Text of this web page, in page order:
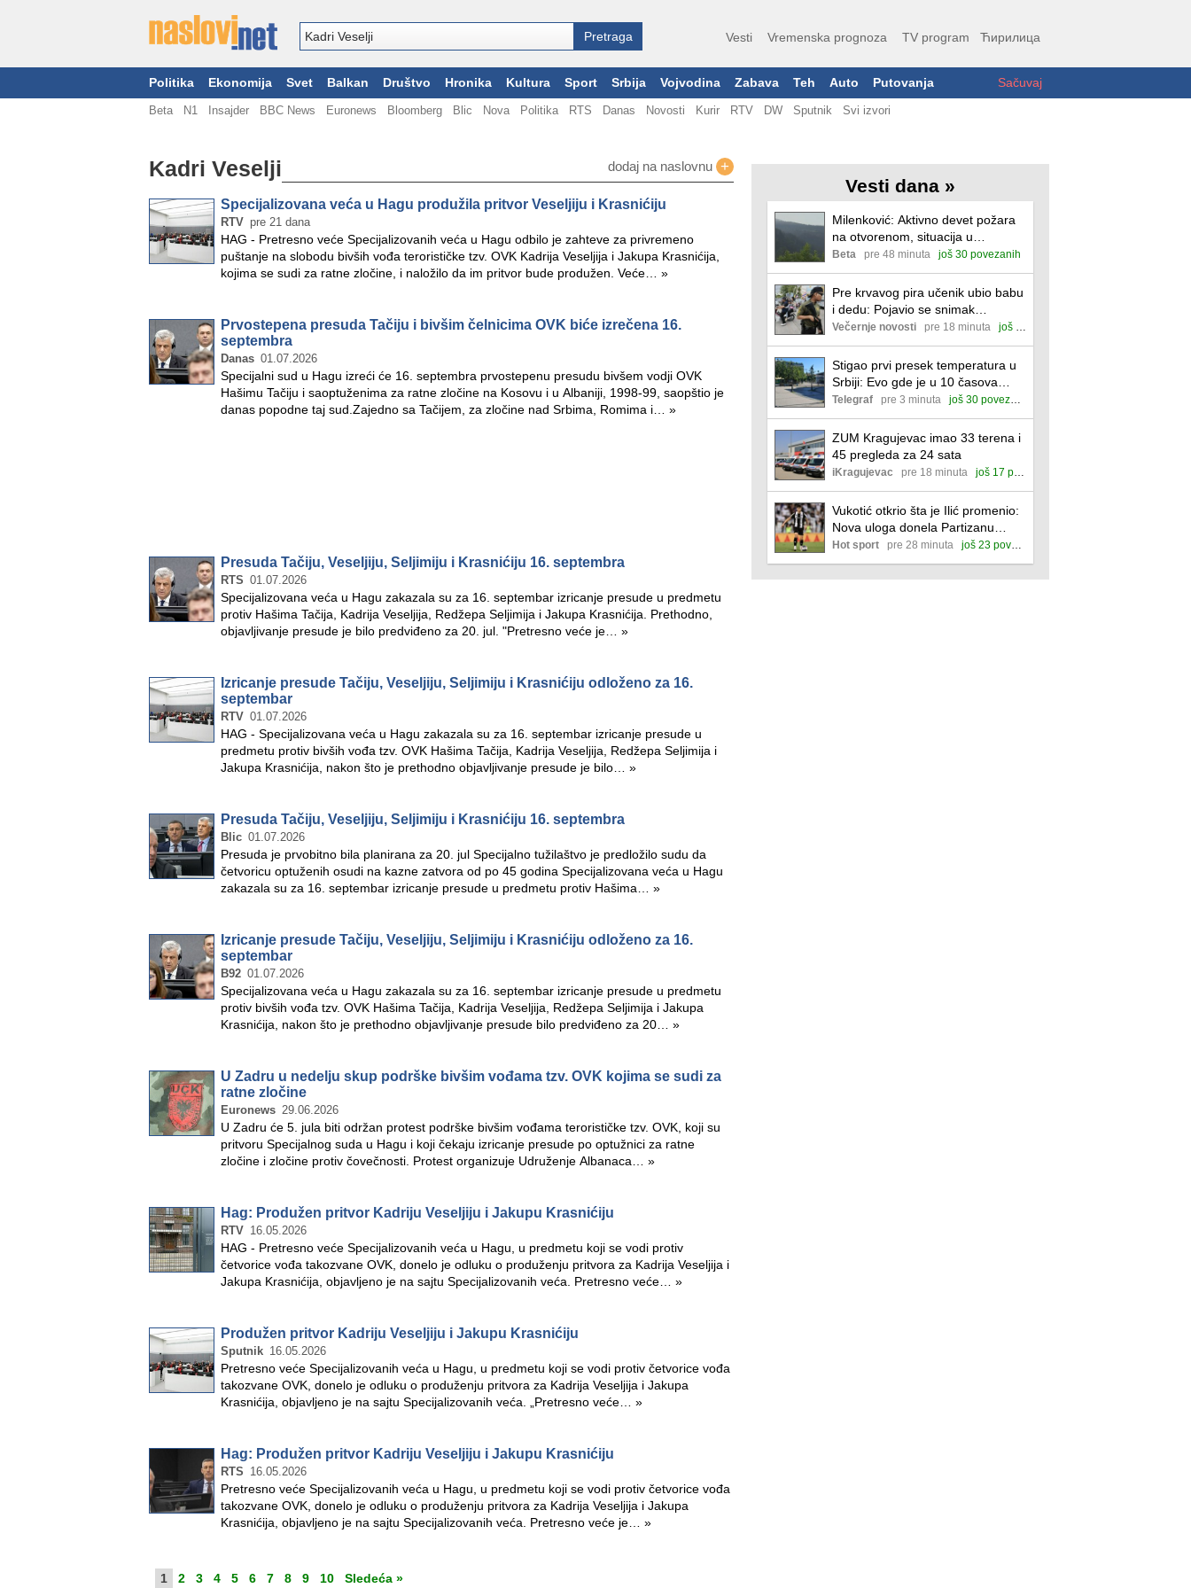
Vesti Vremenska prognoza TV program Ћирилица
Politika Ekonomija Svet Balkan Društvo Hronika Kultura Sport Srbija Vojvodina Zabava Teh Auto Putovanja Sačuvaj
Beta N1 Insajder BBC News Euronews Bloomberg Blic Nova Politika RTS Danas Novosti Kurir RTV DW Sputnik Svi izvori
Kadri Veselji dodaj na naslovnu +
Specijalizovana veća u Hagu produžila pritvor Veseljiju i Krasnićiju
RTV pre 21 dana
HAG - Pretresno veće Specijalizovanih veća u Hagu odbilo je zahteve za privremeno
puštanje na slobodu bivših vođa terorističke tzv. OVK Kadrija Veseljija i Jakupa Krasnićija,
kojima se sudi za ratne zločine, i naložilo da im pritvor bude produžen. Veće… »
Prvostepena presuda Tačiju i bivšim čelnicima OVK biće izrečena 16.
septembra
Danas 01.07.2026
Specijalni sud u Hagu izreći će 16. septembra prvostepenu presudu bivšem vodji OVK
Hašimu Tačiju i saoptuženima za ratne zločine na Kosovu i u Albaniji, 1998-99, saopštio je
danas popodne taj sud.Zajedno sa Tačijem, za zločine nad Srbima, Romima i… »
Presuda Tačiju, Veseljiju, Seljimiju i Krasnićiju 16. septembra
RTS 01.07.2026
Specijalizovana veća u Hagu zakazala su za 16. septembar izricanje presude u predmetu
protiv Hašima Tačija, Kadrija Veseljija, Redžepa Seljimija i Jakupa Krasnićija. Prethodno,
objavljivanje presude je bilo predviđeno za 20. jul. "Pretresno veće je… »
Izricanje presude Tačiju, Veseljiju, Seljimiju i Krasnićiju odloženo za 16.
septembar
RTV 01.07.2026
HAG - Specijalizovana veća u Hagu zakazala su za 16. septembar izricanje presude u
predmetu protiv bivših vođa tzv. OVK Hašima Tačija, Kadrija Veseljija, Redžepa Seljimija i
Jakupa Krasnićija, nakon što je prethodno objavljivanje presude je bilo… »
Presuda Tačiju, Veseljiju, Seljimiju i Krasnićiju 16. septembra
Blic 01.07.2026
Presuda je prvobitno bila planirana za 20. jul Specijalno tužilaštvo je predložilo sudu da
četvoricu optuženih osudi na kazne zatvora od po 45 godina Specijalizovana veća u Hagu
zakazala su za 16. septembar izricanje presude u predmetu protiv Hašima… »
Izricanje presude Tačiju, Veseljiju, Seljimiju i Krasnićiju odloženo za 16.
septembar
B92 01.07.2026
Specijalizovana veća u Hagu zakazala su za 16. septembar izricanje presude u predmetu
protiv bivših vođa tzv. OVK Hašima Tačija, Kadrija Veseljija, Redžepa Seljimija i Jakupa
Krasnićija, nakon što je prethodno objavljivanje presude bilo predviđeno za 20… »
U Zadru u nedelju skup podrške bivšim vođama tzv. OVK kojima se sudi za
ratne zločine
Euronews 29.06.2026
U Zadru će 5. jula biti održan protest podrške bivšim vođama terorističke tzv. OVK, koji su
pritvoru Specijalnog suda u Hagu i koji čekaju izricanje presude po optužnici za ratne
zločine i zločine protiv čovečnosti. Protest organizuje Udruženje Albanaca… »
Hag: Produžen pritvor Kadriju Veseljiju i Jakupu Krasnićiju
RTV 16.05.2026
HAG - Pretresno veće Specijalizovanih veća u Hagu, u predmetu koji se vodi protiv
četvorice vođa takozvane OVK, donelo je odluku o produženju pritvora za Kadrija Veseljija i
Jakupa Krasnićija, objavljeno je na sajtu Specijalizovanih veća. Pretresno veće… »
Produžen pritvor Kadriju Veseljiju i Jakupu Krasnićiju
Sputnik 16.05.2026
Pretresno veće Specijalizovanih veća u Hagu, u predmetu koji se vodi protiv četvorice vođa
takozvane OVK, donelo je odluku o produženju pritvora za Kadrija Veseljija i Jakupa
Krasnićija, objavljeno je na sajtu Specijalizovanih veća. „Pretresno veće… »
Hag: Produžen pritvor Kadriju Veseljiju i Jakupu Krasnićiju
RTS 16.05.2026
Pretresno veće Specijalizovanih veća u Hagu, u predmetu koji se vodi protiv četvorice vođa
takozvane OVK, donelo je odluku o produženju pritvora za Kadrija Veseljija i Jakupa
Krasnićija, objavljeno je na sajtu Specijalizovanih veća. Pretresno veće je… »
1 2 3 4 5 6 7 8 9 10 Sledeća »
Vesti dana »
Milenković: Aktivno devet požara
na otvorenom, situacija u
Deliblatskoj peščari povoljnija
Beta pre 48 minuta još 30 povezanih
Pre krvavog pira učenik ubio babu
i dedu: Pojavio se snimak
masakra na Tajlandu (video)
Večernje novosti pre 18 minuta još 33 povezane
Stigao prvi presek temperatura u
Srbiji: Evo gde je u 10 časova
najtoplije sa čak 32 stepena
Telegraf pre 3 minuta još 30 povezanih
ZUM Kragujevac imao 33 terena i
45 pregleda za 24 sata
iKragujevac pre 18 minuta još 17 povezanih
Vukotić otkrio šta je Ilić promenio:
Nova uloga donela Partizanu
potpuno drugo lice!
Hot sport pre 28 minuta još 23 povezane